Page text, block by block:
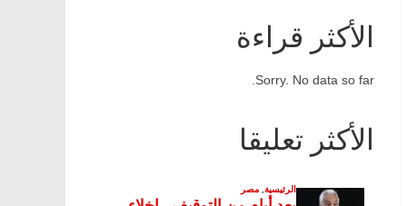
الأكثر قراءة
Sorry. No data so far.
الأكثر تعليقا